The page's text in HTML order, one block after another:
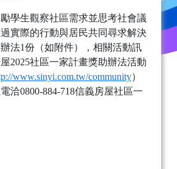
學生觀察社區需求並思考社會議
實際的行動與居民共同尋求解決
法1份（如附件），相關活動訊
2025社區一家計畫獎助辦法活動
www.sinyi.com.tw/community）
洽0800-884-718信義房屋社區一